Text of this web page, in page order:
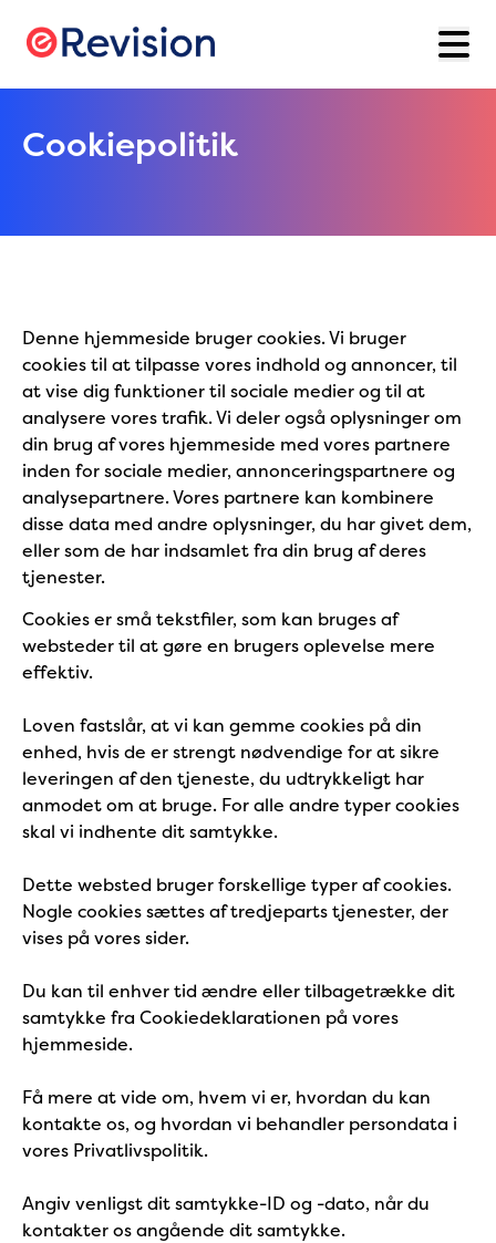
Cookiepolitik
Denne hjemmeside bruger cookies. Vi bruger
cookies til at tilpasse vores indhold og annoncer, til
at vise dig funktioner til sociale medier og til at
analysere vores trafik. Vi deler også oplysninger om
din brug af vores hjemmeside med vores partnere
inden for sociale medier, annonceringspartnere og
analysepartnere. Vores partnere kan kombinere
disse data med andre oplysninger, du har givet dem,
eller som de har indsamlet fra din brug af deres
tjenester.
Cookies er små tekstfiler, som kan bruges af
websteder til at gøre en brugers oplevelse mere
effektiv.
Loven fastslår, at vi kan gemme cookies på din
enhed, hvis de er strengt nødvendige for at sikre
leveringen af den tjeneste, du udtrykkeligt har
anmodet om at bruge. For alle andre typer cookies
skal vi indhente dit samtykke.
Dette websted bruger forskellige typer af cookies.
Nogle cookies sættes af tredjeparts tjenester, der
vises på vores sider.
Du kan til enhver tid ændre eller tilbagetrække dit
samtykke fra Cookiedeklarationen på vores
hjemmeside.
Få mere at vide om, hvem vi er, hvordan du kan
kontakte os, og hvordan vi behandler persondata i
vores Privatlivspolitik.
Angiv venligst dit samtykke-ID og -dato, når du
kontakter os angående dit samtykke.